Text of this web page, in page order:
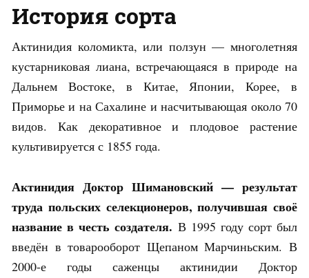
История сорта
Актинидия коломикта, или ползун — многолетняя
кустарниковая лиана, встречающаяся в природе на
Дальнем Востоке, в Китае, Японии, Корее, в
Приморье и на Сахалине и насчитывающая около 70
видов. Как декоративное и плодовое растение
культивируется с 1855 года.
Актинидия Доктор Шимановский — результат
труда польских селекционеров, получившая своё
название в честь создателя. В 1995 году сорт был
введён в товарооборот Щепаном Марчиньским. В
2000-е годы саженцы актинидии Доктор